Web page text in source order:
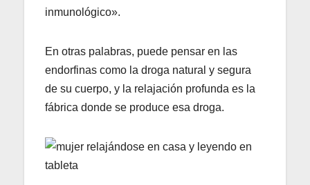
inmunológico».
En otras palabras, puede pensar en las
endorfinas como la droga natural y segura
de su cuerpo, y la relajación profunda es la
fábrica donde se produce esa droga.